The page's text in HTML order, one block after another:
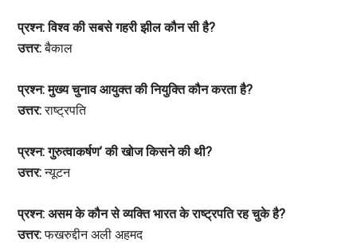
प्रश्न: विश्व की सबसे गहरी झील कौन सी है?
उत्तर:बैकाल
प्रश्न: मुख्य चुनाव आयुक्त की नियुक्ति कौन करता है?
उत्तर:राष्ट्रपति
प्रश्न: गुरुत्वाकर्षण’ की खोज किसने की थी?
उत्तर:न्यूटन
प्रश्न: असम के कौन से व्यक्ति भारत के राष्ट्रपति रह चुके है?
उत्तर:फखरुद्दीन अली अहमद